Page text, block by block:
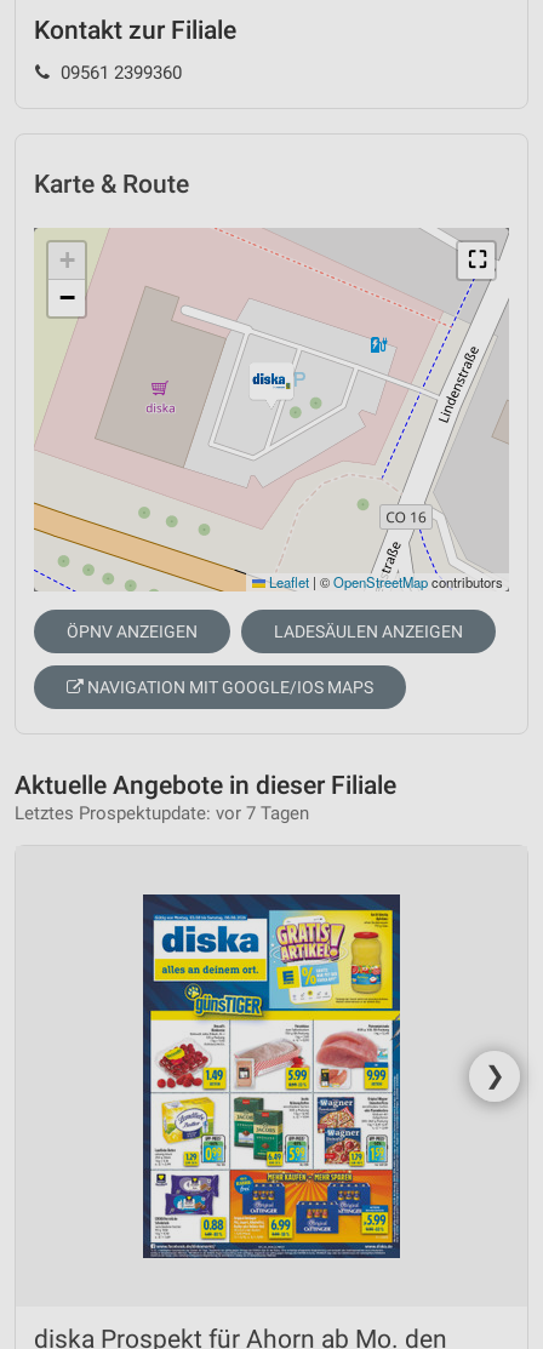
Kontakt zur Filiale
09561 2399360
Karte & Route
⛶
+
−
Leaflet | ©OpenStreetMapcontributors
ÖPNV ANZEIGEN LADESÄULEN ANZEIGEN
NAVIGATION MIT GOOGLE/IOS MAPS
Aktuelle Angebote in dieser Filiale
Letztes Prospektupdate: vor 7 Tagen
❯
diska Prospekt für Ahorn ab Mo. den